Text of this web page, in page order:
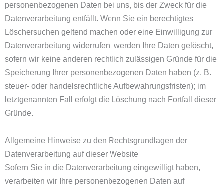
personenbezogenen Daten bei uns, bis der Zweck für die
Datenverarbeitung entfällt. Wenn Sie ein berechtigtes
Löschersuchen geltend machen oder eine Einwilligung zur
Datenverarbeitung widerrufen, werden Ihre Daten gelöscht,
sofern wir keine anderen rechtlich zulässigen Gründe für die
Speicherung Ihrer personenbezogenen Daten haben (z. B.
steuer- oder handelsrechtliche Aufbewahrungsfristen); im
letztgenannten Fall erfolgt die Löschung nach Fortfall dieser
Gründe.
Allgemeine Hinweise zu den Rechtsgrundlagen der
Datenverarbeitung auf dieser Website
Sofern Sie in die Datenverarbeitung eingewilligt haben,
verarbeiten wir Ihre personenbezogenen Daten auf